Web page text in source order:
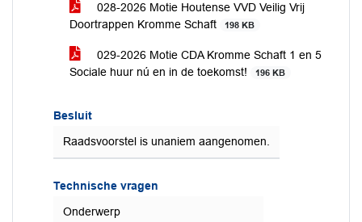
028-2026 Motie Houtense VVD Veilig Vrij
Doortrappen Kromme Schaft
198 KB
029-2026 Motie CDA Kromme Schaft 1 en 5
Sociale huur nú en in de toekomst!
196 KB
Besluit
Raadsvoorstel is unaniem aangenomen.
Technische vragen
Onderwerp